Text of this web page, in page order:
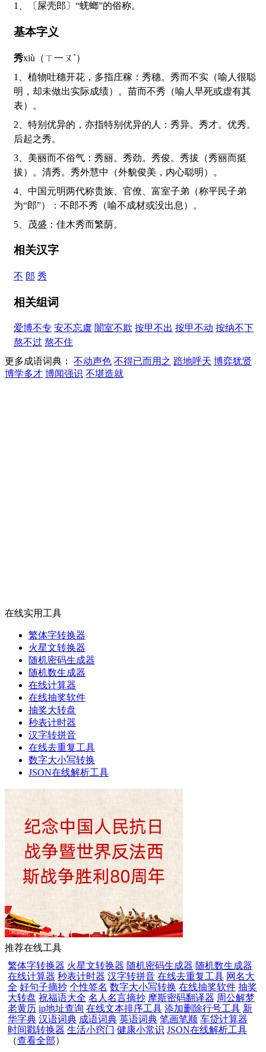
1、〔屎壳郎〕“蜣螂”的俗称。
基本字义
秀xiù（ㄒ一ㄡˋ）
1、植物吐穗开花，多指庄稼：秀穗。秀而不实（喻人很聪
明，却未做出实际成绩）。苗而不秀（喻人早死或虚有其
表）。
2、特别优异的，亦指特别优异的人：秀异。秀才。优秀。
后起之秀。
3、美丽而不俗气：秀丽。秀劲。秀俊。秀拔（秀丽而挺
拔）。清秀。秀外慧中（外貌俊美，内心聪明）。
4、中国元明两代称贵族、官僚、富室子弟（称平民子弟
为“郎”）：不郎不秀（喻不成材或没出息）。
5、茂盛：佳木秀而繁荫。
相关汉字
不 郎 秀
相关组词
爱博不专 安不忘虞 闇室不欺 按甲不出 按甲不动 按纳不下
熬不过 熬不住
更多成语词典： 不动声色 不得已而用之 踣地呼天 博弈犹贤
博学多才 博闻强识 不堪造就
在线实用工具
繁体字转换器
火星文转换器
随机密码生成器
随机数生成器
在线计算器
在线抽奖软件
抽奖大转盘
秒表计时器
汉字转拼音
在线去重复工具
数字大小写转换
JSON在线解析工具
推荐在线工具
繁体字转换器 火星文转换器 随机密码生成器 随机数生成器
在线计算器 秒表计时器 汉字转拼音 在线去重复工具 网名大
全 好句子摘抄 个性签名 数字大小写转换 在线抽奖软件 抽奖
大转盘 祝福语大全 名人名言摘抄 摩斯密码翻译器 周公解梦
老黄历 ip地址查询 在线文本排序工具 添加删除行号工具 新
华字典 汉语词典 成语词典 英语词典 笔画笔顺 车贷计算器
时间戳转换器 生活小窍门 健康小常识 JSON在线解析工具
（查看全部）